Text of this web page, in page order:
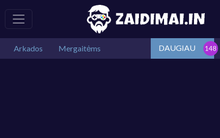
Arkados Mergaitėms DAUGIAU